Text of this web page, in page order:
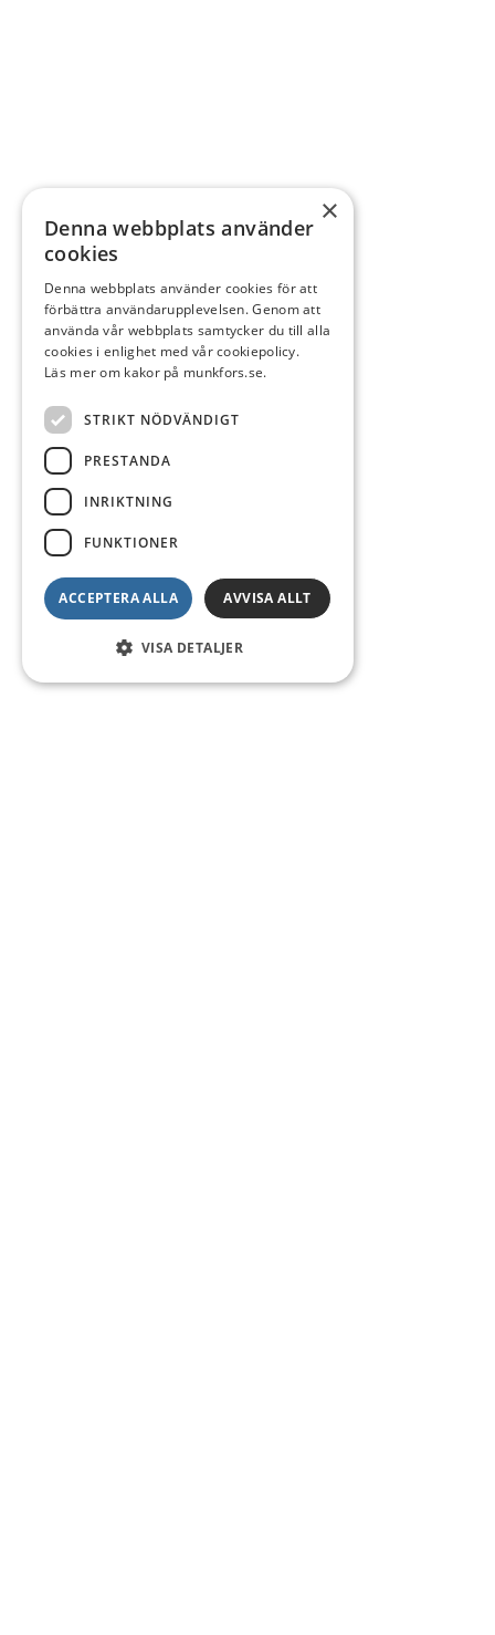
×
Denna webbplats använder
cookies
Denna webbplats använder cookies för att
förbättra användarupplevelsen. Genom att
använda vår webbplats samtycker du till alla
cookies i enlighet med vår cookiepolicy.
Läs mer om kakor på munkfors.se.
STRIKT NÖDVÄNDIGT
PRESTANDA
INRIKTNING
FUNKTIONER
ACCEPTERA ALLA AVVISA ALLT
VISA DETALJER